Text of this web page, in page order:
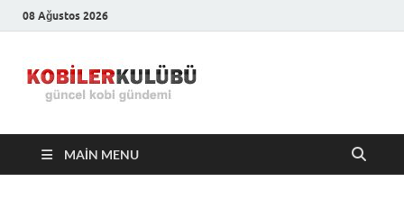
08 Ağustos 2026
Kulübü –
En Güncel
MAIN MENU